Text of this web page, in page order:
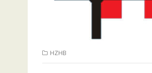
HZHB